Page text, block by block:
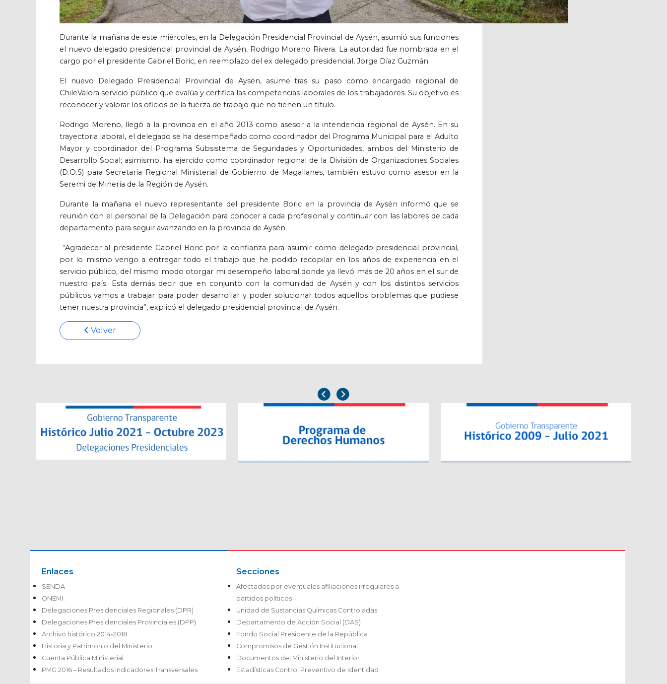
Durante la mañana de este miércoles, en la Delegación Presidencial Provincial de Aysén, asumió sus funciones
el nuevo delegado presidencial provincial de Aysén, Rodrigo Moreno Rivera. La autoridad fue nombrada en el
cargo por el presidente Gabriel Boric, en reemplazo del ex delegado presidencial, Jorge Díaz Guzmán.
El nuevo Delegado Presidencial Provincial de Aysén, asume tras su paso como encargado regional de
ChileValora servicio público que evalúa y certifica las competencias laborales de los trabajadores. Su objetivo es
reconocer y valorar los oficios de la fuerza de trabajo que no tienen un título.
Rodrigo Moreno, llegó a la provincia en el año 2013 como asesor a la intendencia regional de Aysén. En su
trayectoria laboral, el delegado se ha desempeñado como coordinador del Programa Municipal para el Adulto
Mayor y coordinador del Programa Subsistema de Seguridades y Oportunidades, ambos del Ministerio de
Desarrollo Social; asimismo, ha ejercido como coordinador regional de la División de Organizaciones Sociales
(D.O.S) para Secretaría Regional Ministerial de Gobierno de Magallanes, también estuvo como asesor en la
Seremi de Minería de la Región de Aysén.
Durante la mañana el nuevo representante del presidente Boric en la provincia de Aysén informó que se
reunión con el personal de la Delegación para conocer a cada profesional y continuar con las labores de cada
departamento para seguir avanzando en la provincia de Aysén.
“Agradecer al presidente Gabriel Boric por la confianza para asumir como delegado presidencial provincial,
por lo mismo vengo a entregar todo el trabajo que he podido recopilar en los años de experiencia en el
servicio público, del mismo modo otorgar mi desempeño laboral donde ya llevó más de 20 años en el sur de
nuestro país. Esta demás decir que en conjunto con la comunidad de Aysén y con los distintos servicios
públicos vamos a trabajar para poder desarrollar y poder solucionar todos aquellos problemas que pudiese
tener nuestra provincia”, explicó el delegado presidencial provincial de Aysén.
Volver
Enlaces
SENDA
ONEMI
Delegaciones Presidenciales Regionales (DPR)
Delegaciones Presidenciales Provinciales (DPP)
Archivo histórico 2014-2018
Historia y Patrimonio del Ministerio
Cuenta Pública Ministerial
PMG 2016 – Resultados Indicadores Transversales
Secciones
Afectados por eventuales afiliaciones irregulares a
partidos políticos
Unidad de Sustancias Químicas Controladas
Departamento de Acción Social (DAS)
Fondo Social Presidente de la República
Compromisos de Gestión Institucional
Documentos del Ministerio del Interior
Estadísticas Control Preventivo de Identidad